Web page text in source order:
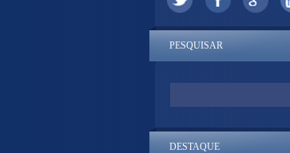
PESQUISAR
DESTAQUE